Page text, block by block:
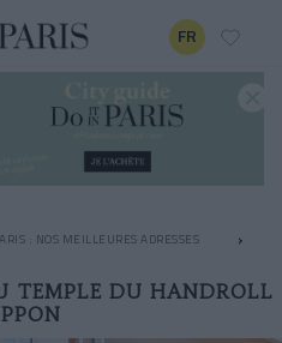
FR
: NOS MEILLEURES ADRESSES
TEMPLE DU HANDROLL